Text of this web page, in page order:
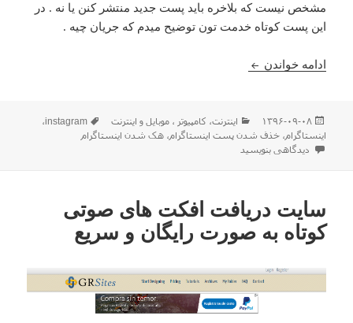
مشخص نیست که بلاخره باید پست جدید منتشر کنن یا نه . در
این پست کوتاه خدمت تون توضیح میدم که جریان چیه .
ادامه خواندن بعضی و یا تمام پست های اینستاگرام من خود به
ارسال
شده
در
۱۳۹۶-۰۹-۰۸ دسته‌ها
اينترنت، كامپيوتر ، موبایل و اينترنت برچسب‌ها
instagram،
اینستاگرام،خذف شدن پست اینستاگرام،هک شدن اینستاگرام
برای بعضی و یا تمام پست های اینستاگرام من خود به خود حذف شده !!!
دیدگاهی بنویسید
سایت دریافت افکت های صوتی
کوتاه به صورت رایگان و سریع